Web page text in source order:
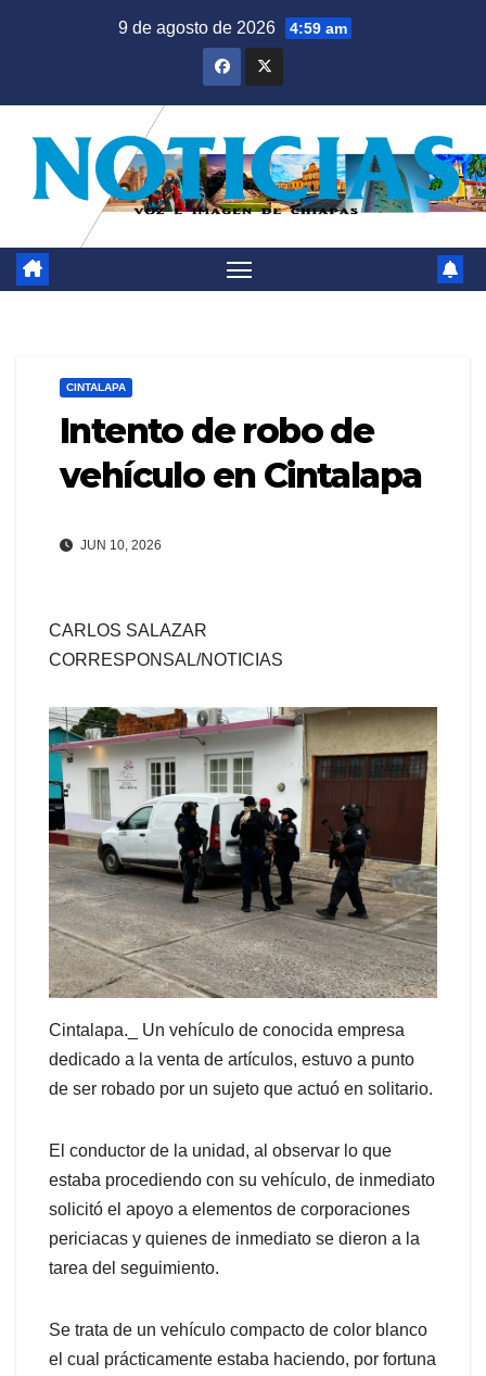
9 de agosto de 2026 4:59 am
CINTALAPA
Intento de robo de
vehículo en Cintalapa
JUN 10, 2026
CARLOS SALAZAR
CORRESPONSAL/NOTICIAS
Cintalapa._ Un vehículo de conocida empresa
dedicado a la venta de artículos, estuvo a punto
de ser robado por un sujeto que actuó en solitario.
El conductor de la unidad, al observar lo que
estaba procediendo con su vehículo, de inmediato
solicitó el apoyo a elementos de corporaciones
periciacas y quienes de inmediato se dieron a la
tarea del seguimiento.
Se trata de un vehículo compacto de color blanco
el cual prácticamente estaba haciendo, por fortuna